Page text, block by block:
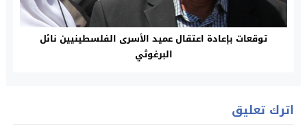
توقعات بإعادة اعتقال عميد الأسرى الفلسطينيين نائل
البرغوثي
اترك تعليق